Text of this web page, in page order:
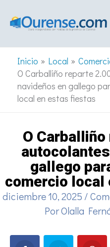
Inicio Local
O Carballiño reparte
navideños en gallego
local en estas fiestas
O
gallego
comercio
diciembre 10, 2025 /
PorOlalla